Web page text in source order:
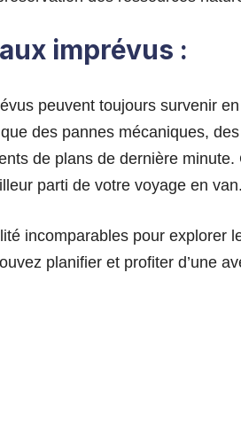
imprévus :
peuvent toujours survenir
des pannes mécaniques,
de plans de dernière minute.
parti de votre voyage en van.
incomparables pour explorer
planifier et profiter d’une